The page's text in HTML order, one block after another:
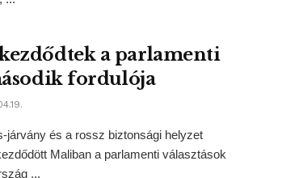
a parlamenti
fordulója
járvány és a rossz biztonsági helyzet
Maliban a parlamenti választások
...